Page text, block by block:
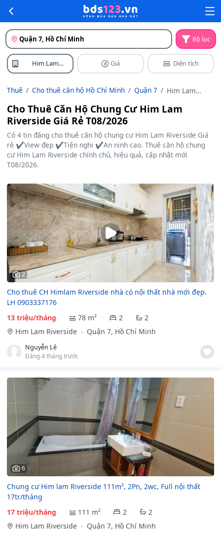
Quận 7, Hồ Chí Minh Bộ lọc
Him Lam
Riverside
Giá Diện tích
Thuê Cho thuê căn hộ Hồ Chí Minh Quận 7
Him Lam
Cho Thuê Căn Hộ Chung Cư Him Lam
Riverside Giá Rẻ T08/2026
Có 4 tin đăng cho thuê căn hộ chung cư Him Lam Riverside Giá
rẻ ✔️View đẹp ✔️Tiện nghi ✔️An ninh cao. Thuê căn hộ chung
cư Him Lam Riverside chính chủ, hiệu quả, cập nhật mới
T08/2026.
2
Cho thuê CH Himlam Riverside nhà có nội thất nhà mới đẹp.
LH 0903337176
13 triệu/tháng
78 m² 2
2
Him Lam Riverside
Quận 7, Hồ Chí Minh
Nguyễn Lê
Đăng 4 tháng trước
6
Chung cư Him lam Riverside 111m², 2Pn, 2wc, Full nội thất
17tr/tháng
17 triệu/tháng
111 m² 2
2
Him Lam Riverside
Quận 7, Hồ Chí Minh